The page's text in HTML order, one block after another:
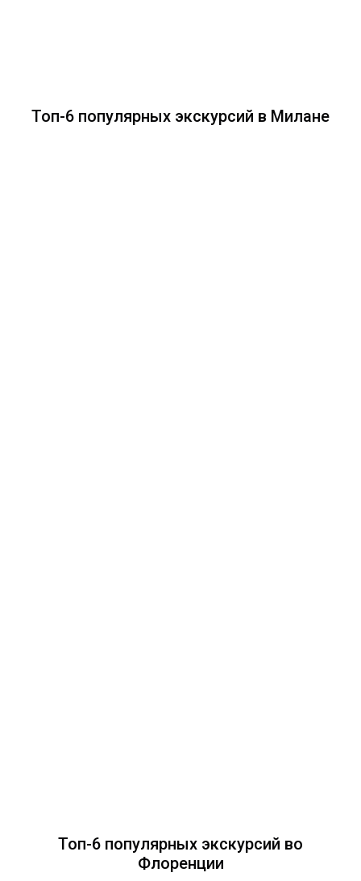
Топ-6 популярных экскурсий в Милане
Топ-6 популярных экскурсий во
Флоренции